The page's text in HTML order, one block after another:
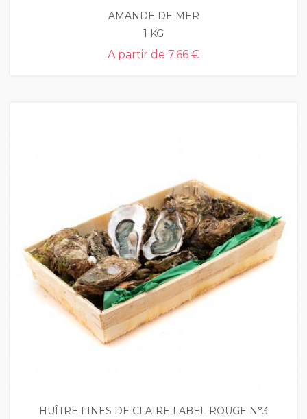
AMANDE DE MER
1 KG
A partir de 7.66 €
HUÎTRE FINES DE CLAIRE LABEL ROUGE N°3